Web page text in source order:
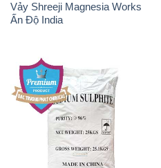
Vảy Shreeji Magnesia Works
Ấn Độ India